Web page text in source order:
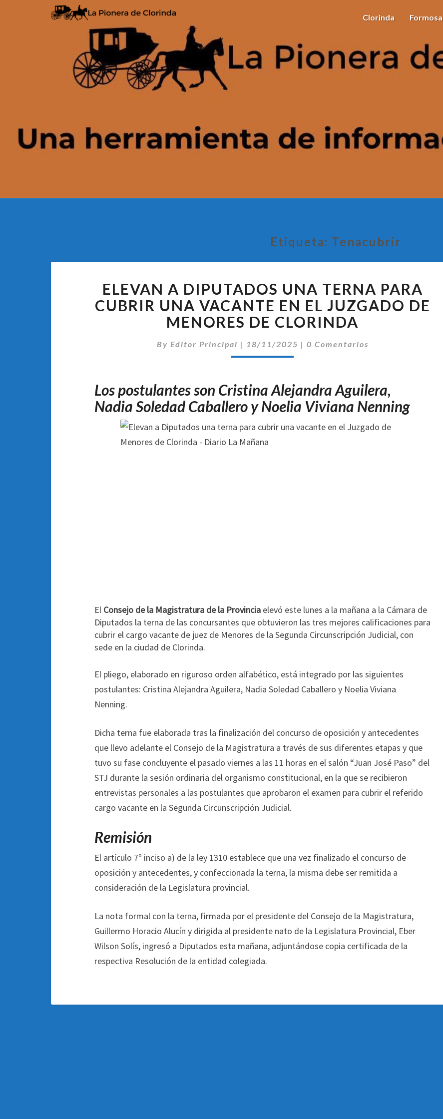
Clorinda Formosa
Etiqueta: Tenacubrir
A
DIPUTADOS
UNA
TERNA
PARA
CUBRIR
EN
EL
JUZGADO
DE
MENORES
ELEVAN A DIPUTADOS UNA TERNA PARA
CUBRIR UNA VACANTE EN EL JUZGADO DE
MENORES DE CLORINDA
By Editor Principal | 18/11/2025 | Comentarios
0 Comentarios
Los postulantes son Cristina Alejandra Aguilera,
Nadia Soledad Caballero y Noelia Viviana Nenning
El Consejo de la Magistratura de la Provincia elevó este lunes a la mañana a la Cámara de
Diputados la terna de las concursantes que obtuvieron las tres mejores calificaciones para
cubrir el cargo vacante de juez de Menores de la Segunda Circunscripción Judicial, con
sede en la ciudad de Clorinda.
El pliego, elaborado en riguroso orden alfabético, está integrado por las siguientes
postulantes: Cristina Alejandra Aguilera, Nadia Soledad Caballero y Noelia Viviana
Nenning.
Dicha terna fue elaborada tras la finalización del concurso de oposición y antecedentes
que llevo adelante el Consejo de la Magistratura a través de sus diferentes etapas y que
tuvo su fase concluyente el pasado viernes a las 11 horas en el salón “Juan José Paso” del
STJ durante la sesión ordinaria del organismo constitucional, en la que se recibieron
entrevistas personales a las postulantes que aprobaron el examen para cubrir el referido
cargo vacante en la Segunda Circunscripción Judicial.
Remisión
El artículo 7º inciso a) de la ley 1310 establece que una vez finalizado el concurso de
oposición y antecedentes, y confeccionada la terna, la misma debe ser remitida a
consideración de la Legislatura provincial.
La nota formal con la terna, firmada por el presidente del Consejo de la Magistratura,
Guillermo Horacio Alucín y dirigida al presidente nato de la Legislatura Provincial, Eber
Wilson Solís, ingresó a Diputados esta mañana, adjuntándose copia certificada de la
respectiva Resolución de la entidad colegiada.